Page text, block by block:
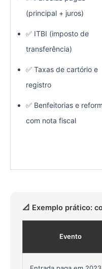
(principal + juros)
✅ ITBI (imposto de
transferência)
✅ Taxas de cartório e
registro
✅ Benfeitorias e
com nota fiscal
📐 Exemplo prático:
Evento